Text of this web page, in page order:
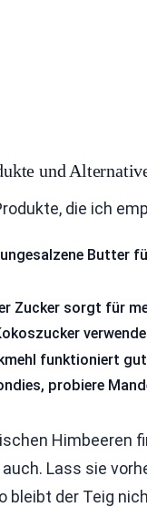
und
die ich
Butter
Zucker sorgt für
funktioniert
probiere
Himbeeren
Lass sie
bleibt der Teig